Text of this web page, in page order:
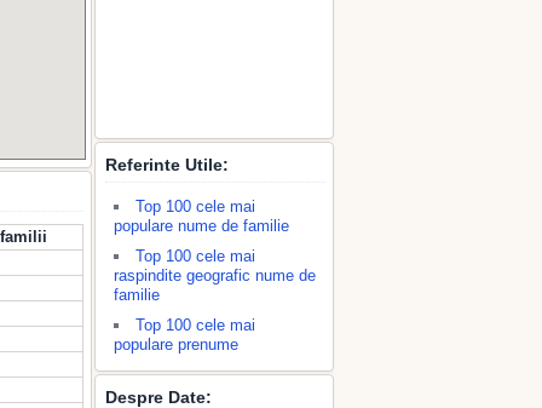
Referinte Utile:
Top 100 cele mai
populare nume de familie
Top 100 cele mai
raspindite geografic nume de
familie
Top 100 cele mai
populare prenume
Despre Date: